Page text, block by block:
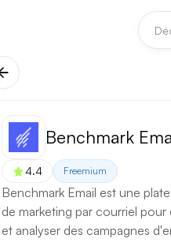
[TEST]
5 août 2026
Anthropic met
fiabilité des
Benchmark
4.4 Freemium
Benchmark Email est une
de marketing par courriel
et analyser des campagnes